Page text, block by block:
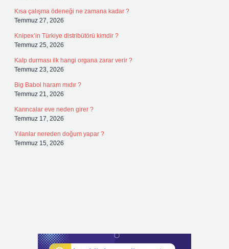
Kısa çalışma ödeneği ne zamana kadar ?
Temmuz 27, 2026
Knipex’in Türkiye distribütörü kimdir ?
Temmuz 25, 2026
Kalp durması ilk hangi organa zarar verir ?
Temmuz 23, 2026
Big Babol haram mıdır ?
Temmuz 21, 2026
Karıncalar eve neden girer ?
Temmuz 17, 2026
Yılanlar nereden doğum yapar ?
Temmuz 15, 2026